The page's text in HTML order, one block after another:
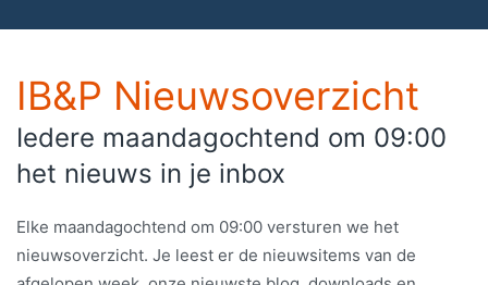
IB&P Nieuwsoverzicht
Iedere maandagochtend om 09:00
het nieuws in je inbox
Elke maandagochtend om 09:00 versturen we het
nieuwsoverzicht. Je leest er de nieuwsitems van de